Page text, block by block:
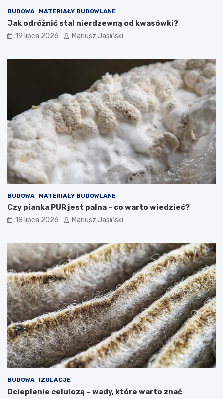
BUDOWA MATERIAŁY BUDOWLANE
Jak odróżnić stal nierdzewną od kwasówki?
19 lipca 2026 Mariusz Jasiński
BUDOWA MATERIAŁY BUDOWLANE
Czy pianka PUR jest palna – co warto wiedzieć?
18 lipca 2026 Mariusz Jasiński
BUDOWA IZOLACJE
Ocieplenie celulozą – wady, które warto znać